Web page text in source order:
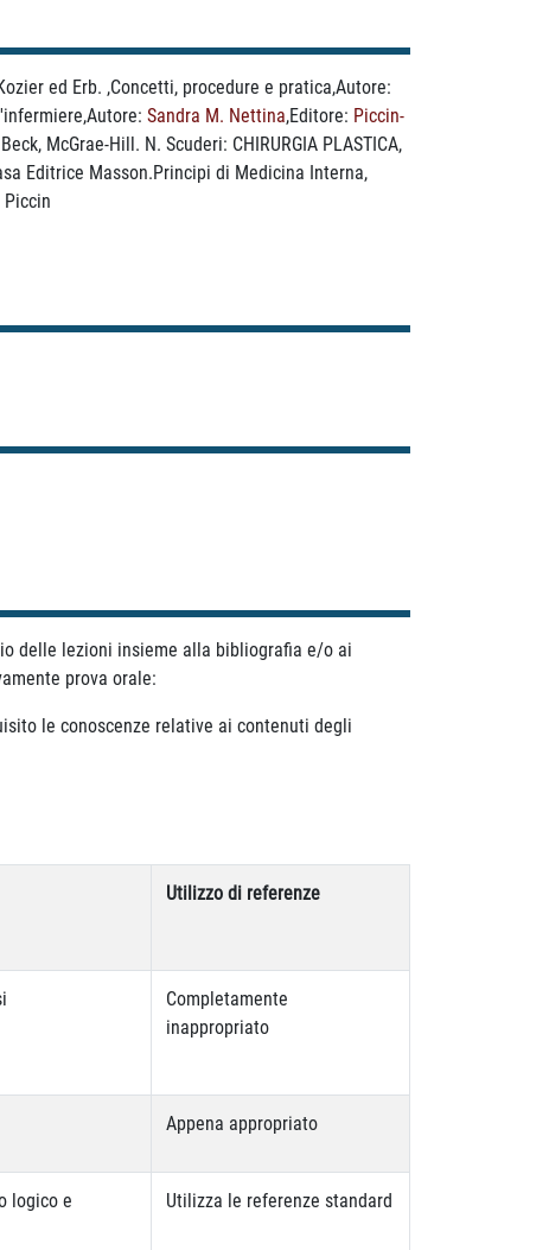
ed Erb. ,Concetti, procedure e pratica,Autore:
Sandra M. Nettina,Editore: Piccin-
McGrae-Hill. N. Scuderi: CHIRURGIA PLASTICA,
Editrice Masson.Principi di Medicina Interna,
delle lezioni insieme alla bibliografia e/o ai
prova orale:
le conoscenze relative ai contenuti degli
Utilizzo di referenze
Completamente
inappropriato
Appena appropriato
logico e
Utilizza le referenze standard